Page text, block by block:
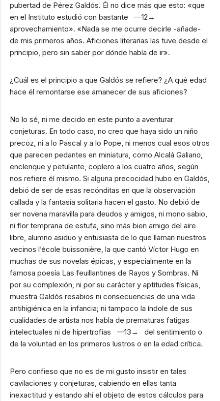
pubertad de Pérez Galdós. Él no dice más que esto: «que
en el Instituto estudió con bastante —12→
aprovechamiento». «Nada se me ocurre decirle -añade-
de mis primeros años. Aficiones literarias las tuve desde el
principio, pero sin saber por dónde había de ir».
¿Cuál es el principio a que Galdós se refiere? ¿A qué edad
hace él remontarse ese amanecer de sus aficiones?
No lo sé, ni me decido en este punto a aventurar
conjeturas. En todo caso, no creo que haya sido un niño
precoz, ni a lo Pascal y a lo Pope, ni menos cual esos otros
que parecen pedantes en miniatura, como Alcalá Galiano,
enclenque y petulante, coplero a los cuatro años, según
nos refiere él mismo. Si alguna precocidad hubo en Galdós,
debió de ser de esas recónditas en que la observación
callada y la fantasía solitaria hacen el gasto. No debió de
ser novena maravilla para deudos y amigos, ni mono sabio,
ni flor temprana de estufa, sino más bien amigo del aire
libre, alumno asiduo y entusiasta de lo que llaman nuestros
vecinos l’école buissonière, la que cantó Víctor Hugo en
muchas de sus novelas épicas, y especialmente en la
famosa poesía Las feuillantines de Rayos y Sombras. Ni
por su complexión, ni por su carácter y aptitudes físicas,
muestra Galdós resabios ni consecuencias de una vida
antihigiénica en la infancia; ni tampoco la índole de sus
cualidades de artista nos habla de prematuras fatigas
intelectuales ni de hipertrofias —13→ del sentimiento o
de la voluntad en los primeros lustros o en la edad crítica.
Pero confieso que no es de mi gusto insistir en tales
cavilaciones y conjeturas, cabiendo en ellas tanta
inexactitud y estando ahí el objeto de estos cálculos para